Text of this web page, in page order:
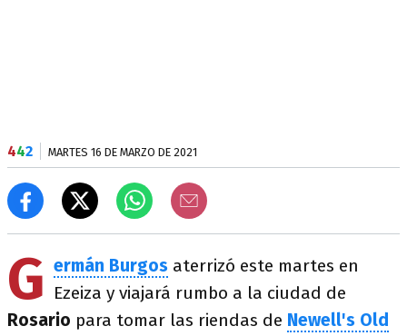
442 MARTES 16 DE MARZO DE 2021
G ermán Burgos aterrizó este martes en
Ezeiza y viajará rumbo a la ciudad de
Rosario para tomar las riendas de Newell's Old